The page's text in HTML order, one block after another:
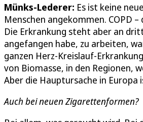
Münks-Lederer: Es ist keine
Menschen angekommen. COPD
Die Erkrankung steht aber an
angefangen habe, zu arbeiten,
ganzen Herz-Kreislauf-
von Biomasse, in den Regionen,
Aber die Hauptursache in Europa
Auch bei neuen Zigarettenformen?